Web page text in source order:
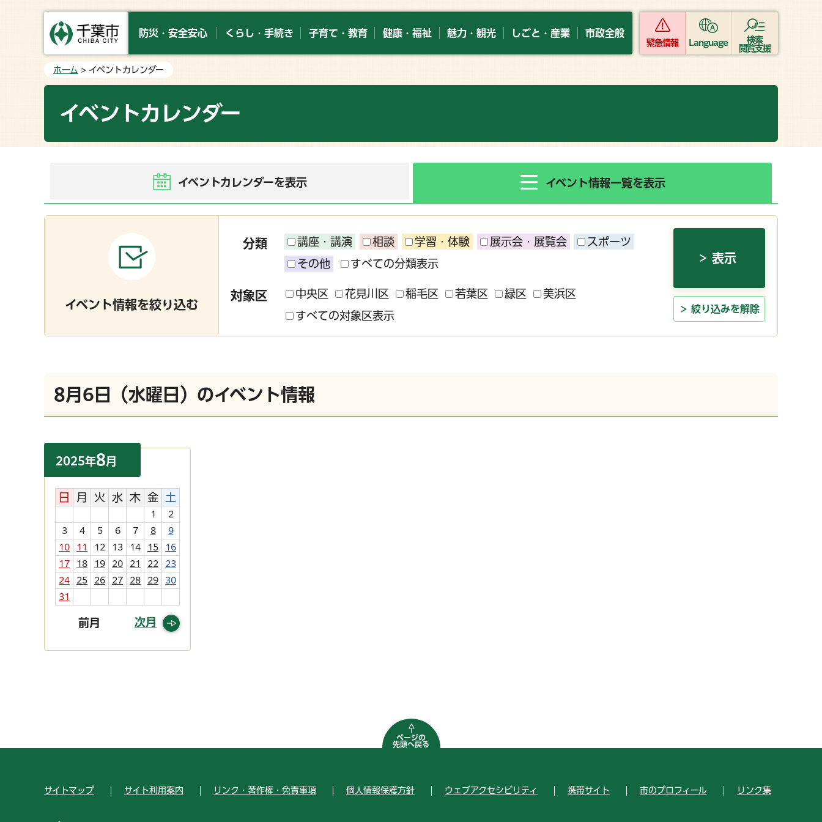
防災・安全安心 くらし・手続き 子育て・教育 健康・福祉 魅力・観光 しごと・産業 市政全般
緊急情報 Language
検索
閲覧支援
ホーム > イベントカレンダー
イベントカレンダー
イベントカレンダーを表示 イベント情報一覧を表示
イベント情報を絞り込む
分類 講座・講演 相談 学習・体験 展示会・展覧会
スポーツ
その他
すべての分類表示
対象区 中央区 花見川区 稲毛区 若葉区 緑区
美浜区
すべての対象区表示
絞り込みを解除
8月6日（水曜日）のイベント情報
2025年8月
日 月 火 水 木 金 土
1
2
3
4 5 6 7 8
9
10
11 12 13 14 15
16
17
18 19 20 21 22
23
24
25 26 27 28 29
30
31
前月 次月
ページの
先頭へ戻る
サイトマップ サイト利用案内 リンク・著作権・免責事項 個人情報保護方針 ウェブアクセシビリティ 携帯サイト 市のプロフィール リンク集